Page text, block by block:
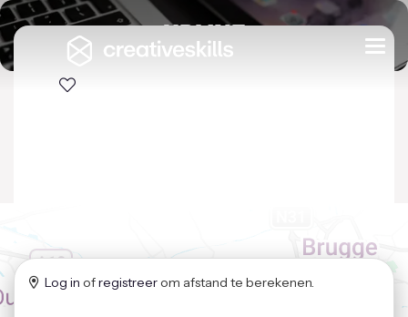
UPLINE
Log in ofregistreerom afstand te berekenen.